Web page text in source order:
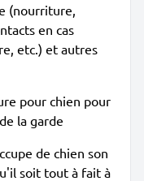
(nourriture,
en cas
etc.) et autres
pour chien pour
la garde
de chien son
soit tout à fait à